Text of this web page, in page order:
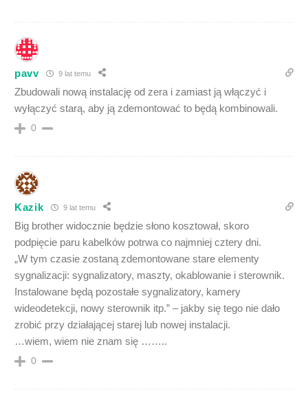
pavv 9 lat temu
Zbudowali nową instalację od zera i zamiast ją włączyć i
wyłączyć starą, aby ją zdemontować to będą kombinowali.
0
Kazik 9 lat temu
Big brother widocznie będzie słono kosztował, skoro
podpięcie paru kabelków potrwa co najmniej cztery dni.
„W tym czasie zostaną zdemontowane stare elementy
sygnalizacji: sygnalizatory, maszty, okablowanie i sterownik.
Instalowane będą pozostałe sygnalizatory, kamery
wideodetekcji, nowy sterownik itp.” – jakby się tego nie dało
zrobić przy działającej starej lub nowej instalacji.
…wiem, wiem nie znam się ……..
0